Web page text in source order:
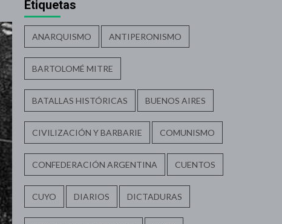
Etiquetas
ANARQUISMO ANTIPERONISMO
BARTOLOMÉ MITRE
BATALLAS HISTÓRICAS BUENOS AIRES
CIVILIZACIÓN Y BARBARIE COMUNISMO
CONFEDERACIÓN ARGENTINA CUENTOS
CUYO DIARIOS DICTADURAS